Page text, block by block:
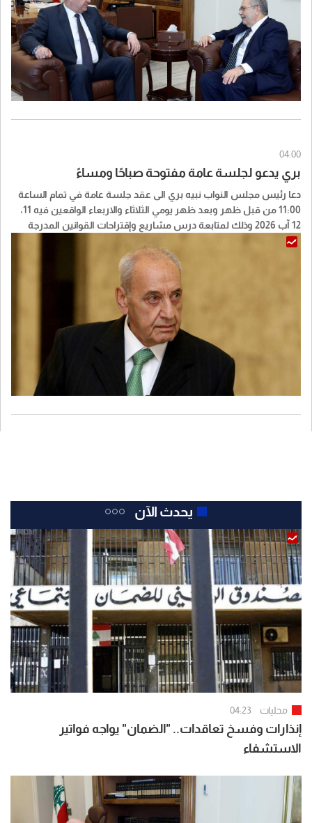
04:00
بري يدعو لجلسة عامة مفتوحة صباحًا ومساءً
دعا رئيس مجلس النواب نبيه بري الى عقد جلسة عامة في تمام الساعة
11:00 من قبل ظهر وبعد ظهر يومي الثلاثاء والاربعاء الواقعين فيه 11،
12 آب 2026 وذلك لمتابعة درس مشاريع وإقتراحات القوانين المدرجة
على جدول الاعمال.
يحدث الآن
محليات 04:23
إنذارات وفسخ تعاقدات.. "الضمان" يواجه فواتير
الاستشفاء